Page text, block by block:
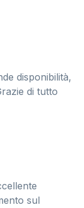
disponibilità,
di tutto
sul